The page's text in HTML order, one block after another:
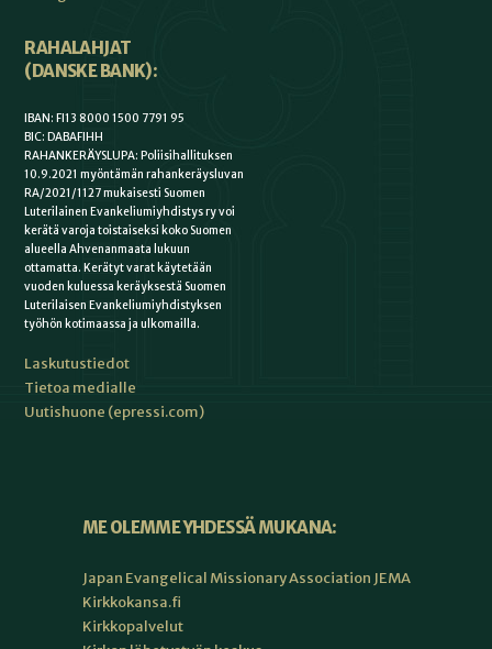
RAHALAHJAT
(DANSKE BANK):
IBAN: FI13 8000 1500 7791 95
BIC: DABAFIHH
RAHANKERÄYSLUPA: Poliisihallituksen
10.9.2021 myöntämän rahankeräysluvan
RA/2021/1127 mukaisesti Suomen
Luterilainen Evankeliumiyhdistys ry voi
kerätä varoja toistaiseksi koko Suomen
alueella Ahvenanmaata lukuun
ottamatta. Kerätyt varat käytetään
vuoden kuluessa keräyksestä Suomen
Luterilaisen Evankeliumiyhdistyksen
työhön kotimaassa ja ulkomailla.
Laskutustiedot
Tietoa medialle
Uutishuone (epressi.com)
ME OLEMME YHDESSÄ MUKANA:
Japan Evangelical Missionary Association JEMA
Kirkkokansa.fi
Kirkkopalvelut